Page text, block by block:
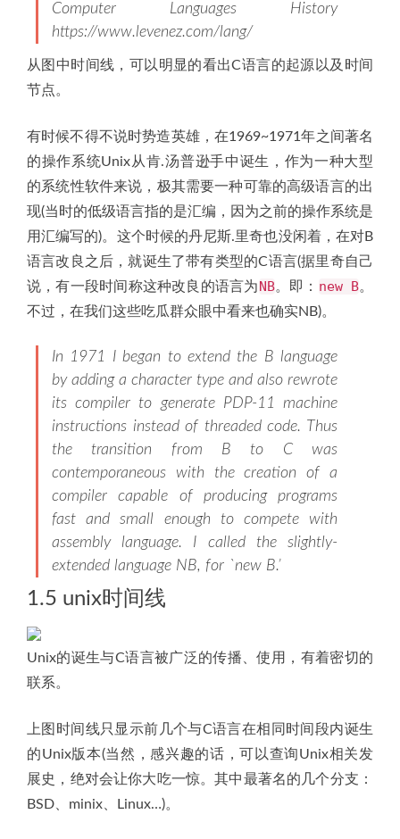
Computer Languages History
https://www.levenez.com/lang/
从图中时间线，可以明显的看出C语言的起源以及时间
节点。
有时候不得不说时势造英雄，在1969~1971年之间著名
的操作系统Unix从肯.汤普逊手中诞生，作为一种大型
的系统性软件来说，极其需要一种可靠的高级语言的出
现(当时的低级语言指的是汇编，因为之前的操作系统是
用汇编写的)。这个时候的丹尼斯.里奇也没闲着，在对B
语言改良之后，就诞生了带有类型的C语言(据里奇自己
说，有一段时间称这种改良的语言为NB。即： new B。
不过，在我们这些吃瓜群众眼中看来也确实NB)。
In 1971 I began to extend the B language
by adding a character type and also rewrote
its compiler to generate PDP-11 machine
instructions instead of threaded code. Thus
the transition from B to C was
contemporaneous with the creation of a
compiler capable of producing programs
fast and small enough to compete with
assembly language. I called the slightly-
extended language NB, for `new B.’
1.5 unix时间线
Unix的诞生与C语言被广泛的传播、使用，有着密切的
联系。
上图时间线只显示前几个与C语言在相同时间段内诞生
的Unix版本(当然，感兴趣的话，可以查询Unix相关发
展史，绝对会让你大吃一惊。其中最著名的几个分支：
BSD、minix、Linux…)。